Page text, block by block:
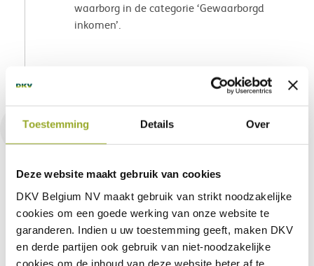
Toestemming Details Over
Deze website maakt gebruik van cookies
DKV Belgium NV maakt gebruik van strikt noodzakelijke
cookies om een goede werking van onze website te
garanderen. Indien u uw toestemming geeft, maken DKV
en derde partijen ook gebruik van niet-noodzakelijke
cookies om de inhoud van deze website beter af te
waarborg in de categorie ‘Gewaarborgd
inkomen’.
2012
Plan IS2000 verkozen tot beste waarborg in de
categorie ‘Gezondheidszorg’.
waarborg in de categorie ‘Gewaarborgd
inkomen’.